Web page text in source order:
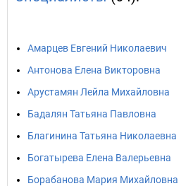
Амарцев Евгений Николаевич
Антонова Елена Викторовна
Арустамян Лейла Михайловна
Бадалян Татьяна Павловна
Благинина Татьяна Николаевна
Богатырева Елена Валерьевна
Борабанова Мария Михайловна